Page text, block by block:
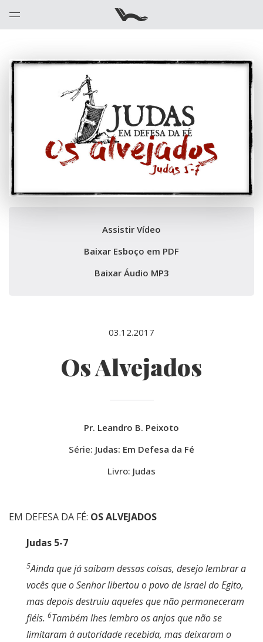
Assistir Vídeo
Baixar Esboço em PDF
Baixar Áudio MP3
03.12.2017
Os Alvejados
Pr. Leandro B. Peixoto
Série: Judas: Em Defesa da Fé
Livro: Judas
EM DEFESA DA FÉ: OS ALVEJADOS
Judas 5-7
5Ainda que já saibam dessas coisas, desejo lembrar a
vocês que o Senhor libertou o povo de Israel do Egito,
mas depois destruiu aqueles que não permaneceram
fiéis. 6Também lhes lembro os anjos que não se
limitaram à autoridade recebida, mas deixaram o